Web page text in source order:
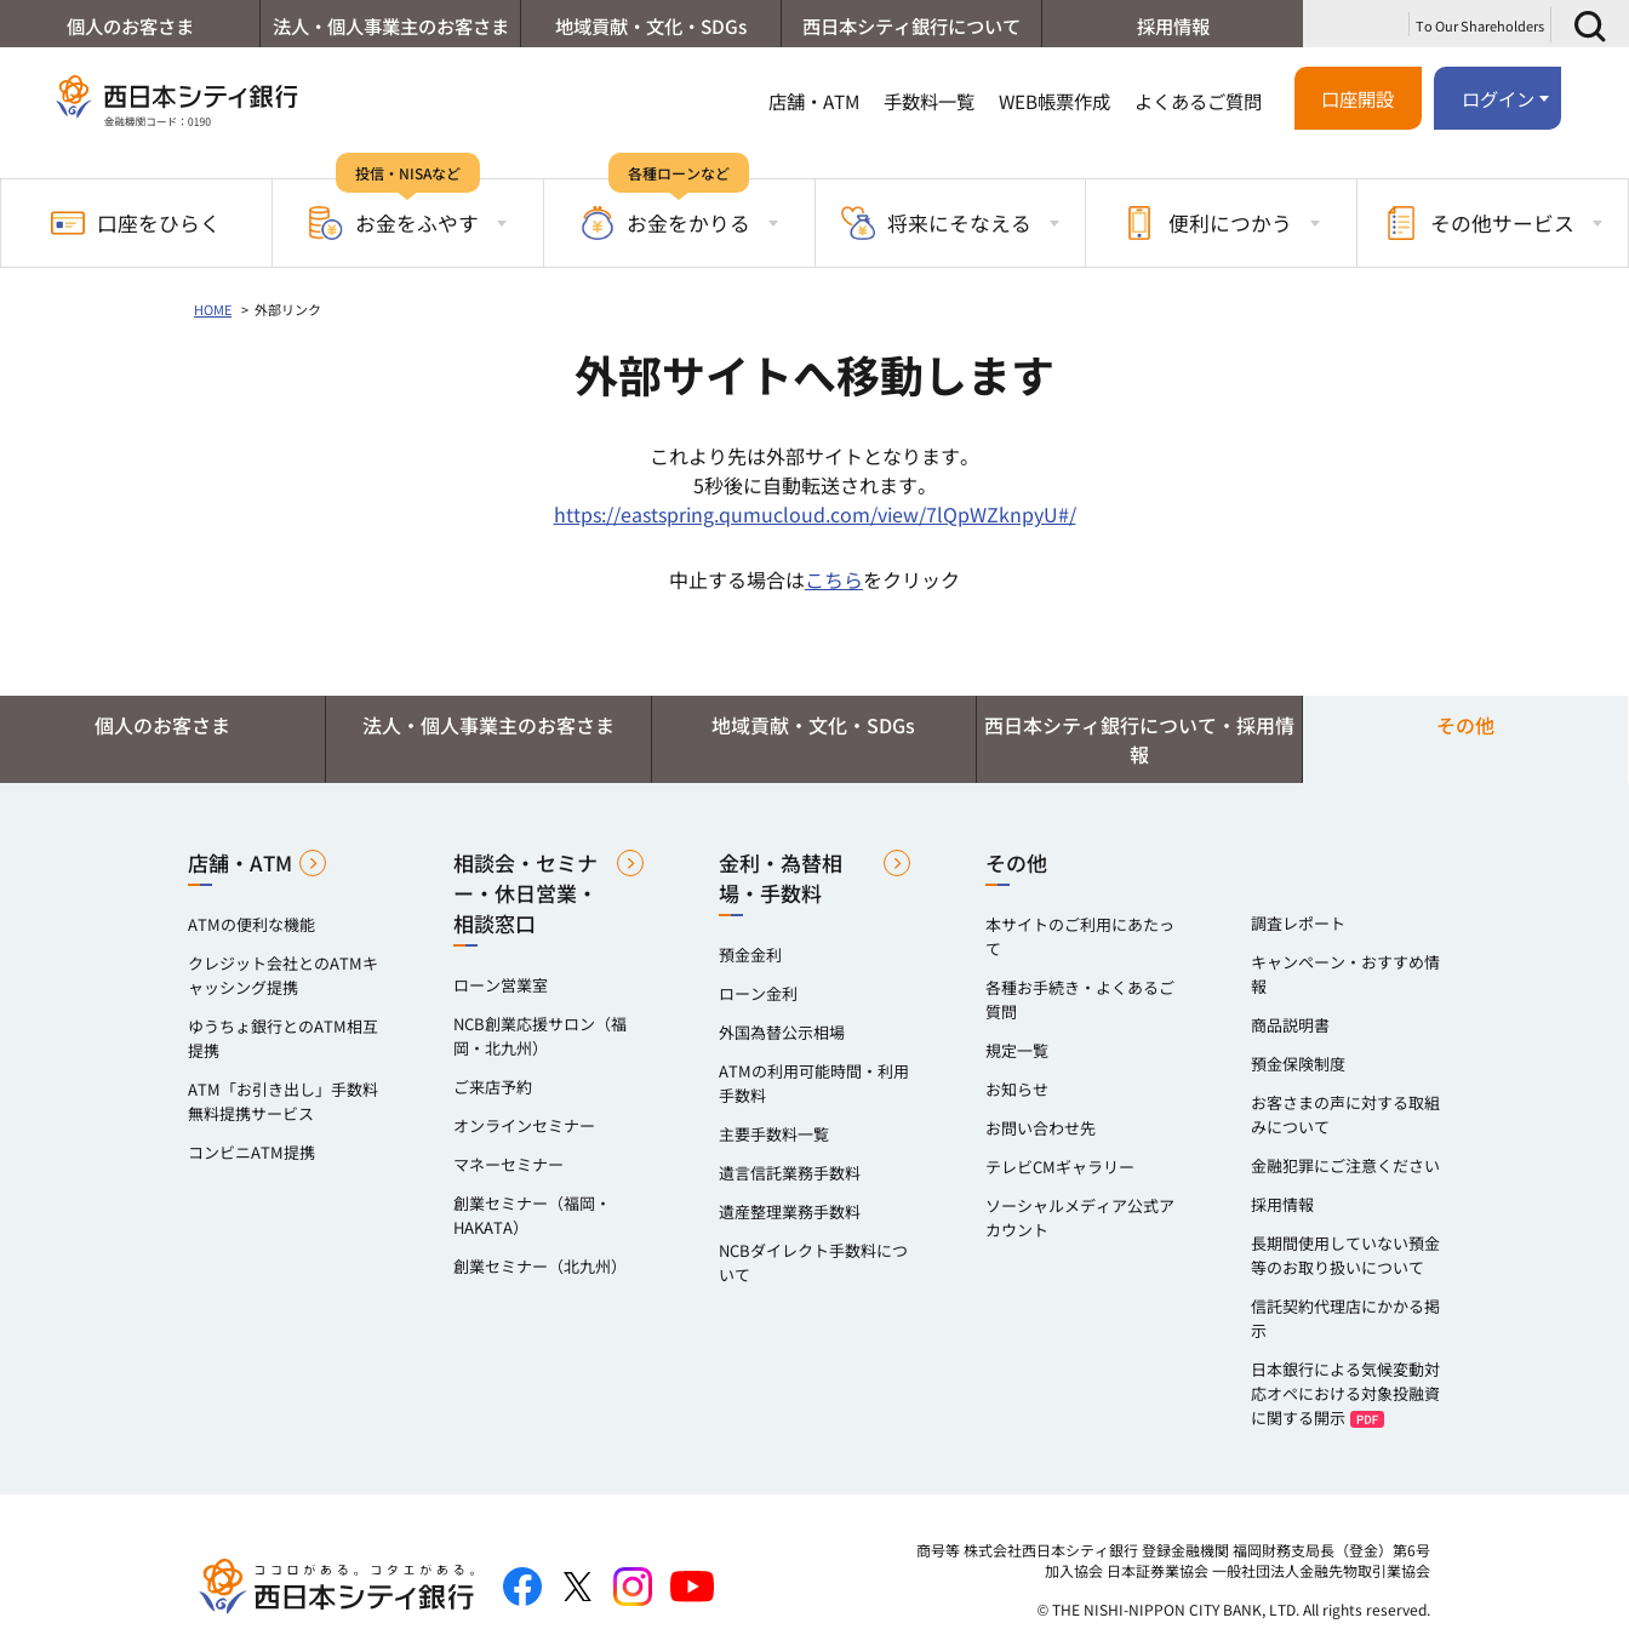
個人のお客さま 法人・個人事業主のお客さま 地域貢献・文化・SDGs 西日本シティ銀行について 採用情報 To Our Shareholders
店舗・ATM 手数料一覧 WEB帳票作成 よくあるご質問 口座開設 ログイン
口座をひらく
投信・NISAなど
お金をふやす
各種ローンなど
お金をかりる 将来にそなえる 便利につかう その他サービス
HOME 外部リンク
外部サイトへ移動します
これより先は外部サイトとなります。
5秒後に自動転送されます。
https://eastspring.qumucloud.com/view/7lQpWZknpyU#/
中止する場合はこちらをクリック
個人のお客さま 法人・個人事業主のお客さま 地域貢献・文化・SDGs
西日本シティ銀行について・採用情
報
その他
店舗・ATM
ATMの便利な機能
クレジット会社とのATMキ
ャッシング提携
ゆうちょ銀行とのATM相互
提携
ATM「お引き出し」手数料
無料提携サービス
コンビニATM提携
相談会・セミナ
ー・休日営業・
相談窓口
ローン営業室
NCB創業応援サロン（福
岡・北九州）
ご来店予約
オンラインセミナー
マネーセミナー
創業セミナー（福岡・
HAKATA）
創業セミナー（北九州）
金利・為替相
場・手数料
預金金利
ローン金利
外国為替公示相場
ATMの利用可能時間・利用
手数料
主要手数料一覧
遺言信託業務手数料
遺産整理業務手数料
NCBダイレクト手数料につ
いて
その他
本サイトのご利用にあたっ
て
各種お手続き・よくあるご
質問
規定一覧
お知らせ
お問い合わせ先
テレビCMギャラリー
ソーシャルメディア公式ア
カウント
調査レポート
キャンペーン・おすすめ情
報
商品説明書
預金保険制度
お客さまの声に対する取組
みについて
金融犯罪にご注意ください
採用情報
長期間使用していない預金
等のお取り扱いについて
信託契約代理店にかかる掲
示
日本銀行による気候変動対
応オペにおける対象投融資
に関する開示
商号等株式会社西日本シティ銀行 登録金融機関 福岡財務支局長（登金）第6号
加入協会 日本証券業協会 一般社団法人金融先物取引業協会
© THE NISHI-NIPPON CITY BANK, LTD. All rights reserved.